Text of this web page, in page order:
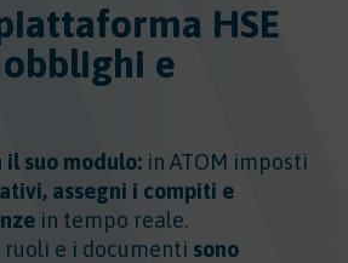
HSE
e
il suo modulo: in ATOM imposti
assegni i compiti e
in tempo reale.
e i documenti sono